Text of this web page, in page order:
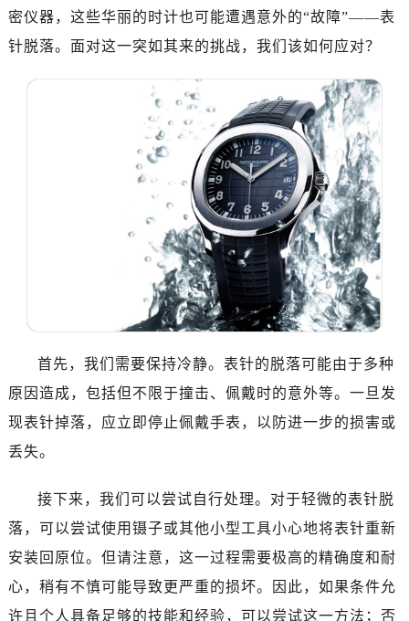
密仪器，这些华丽的时计也可能遭遇意外的“故障”——表
针脱落。面对这一突如其来的挑战，我们该如何应对？
首先，我们需要保持冷静。表针的脱落可能由于多种
原因造成，包括但不限于撞击、佩戴时的意外等。一旦发
现表针掉落，应立即停止佩戴手表，以防进一步的损害或
丢失。
接下来，我们可以尝试自行处理。对于轻微的表针脱
落，可以尝试使用镊子或其他小型工具小心地将表针重新
安装回原位。但请注意，这一过程需要极高的精确度和耐
心，稍有不慎可能导致更严重的损坏。因此，如果条件允
许且个人具备足够的技能和经验，可以尝试这一方法；否